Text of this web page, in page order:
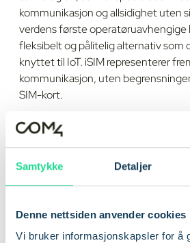
Samtykke Detaljer
Denne nettsiden anvender cookies
Vi bruker informasjonskapsler for å
kommunikasjon og allsidighet uten
verdens første
fleksibelt og pålitelig alternativ som
knyttet til IoT. iSIM representerer
kommunikasjon, uten
SIM-kort.
Bestill ditt
SIM-kort i dag